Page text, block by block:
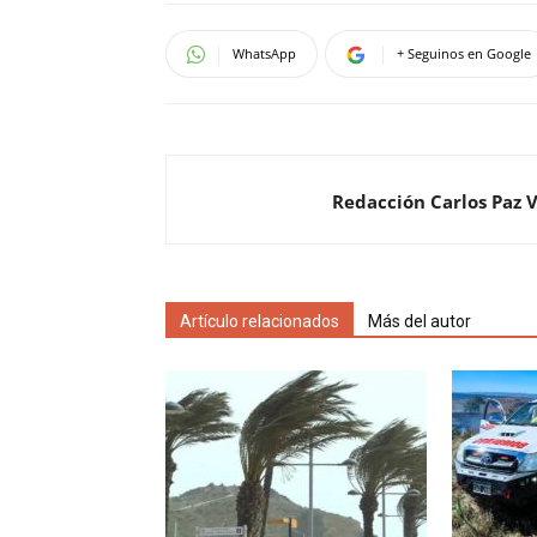
WhatsApp + Seguinos en Google
Redacción Carlos Paz
Artículo relacionados Más del autor